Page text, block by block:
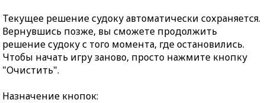
Текущее решение судоку автоматически сохраняется.
Вернувшись позже, вы сможете продолжить
решение судоку с того момента, где остановились.
Чтобы начать игру заново, просто нажмите кнопку
"Очистить".
Назначение кнопок: